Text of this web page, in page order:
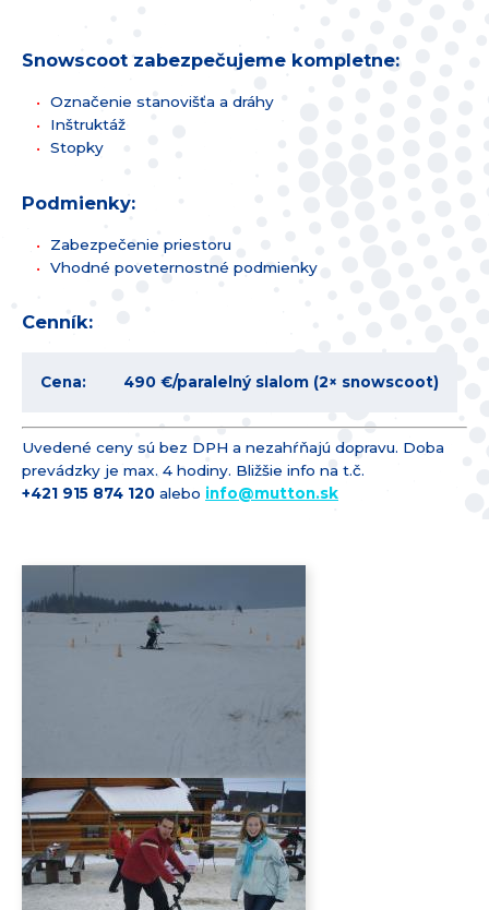
Snowscoot zabezpečujeme kompletne:
Označenie stanovišťa a dráhy
Inštruktáž
Stopky
Podmienky:
Zabezpečenie priestoru
Vhodné poveternostné podmienky
Cenník:
Cena: 490 €/paralelný slalom (2× snowscoot)
Uvedené ceny sú bez DPH a nezahŕňajú dopravu. Doba
prevádzky je max. 4 hodiny. Bližšie info na t.č.
+421 915 874 1­20 alebo info@mutton.sk